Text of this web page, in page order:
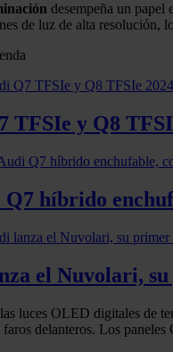
desempeña un
de luz de alta resolución,
TFSIe y Q8
híbrido
el Nuvolari,
luces OLED digitales de
faros delanteros. Los